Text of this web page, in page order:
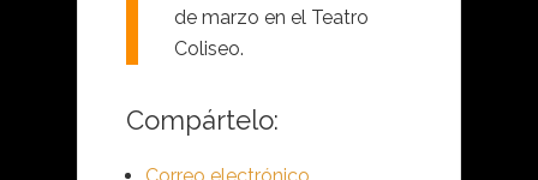
de marzo en el Teatro
Coliseo.
Compártelo: